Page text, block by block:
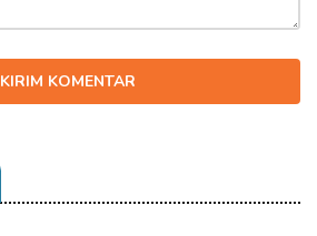
KIRIM KOMENTAR